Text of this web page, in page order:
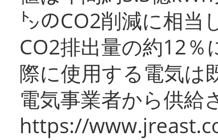
㌧のCO2削減に相当
CO2排出量の約12％
際に使用する電気は
電気事業者から供給
https://